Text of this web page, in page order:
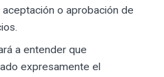
o aprobación de
a entender que
expresamente el